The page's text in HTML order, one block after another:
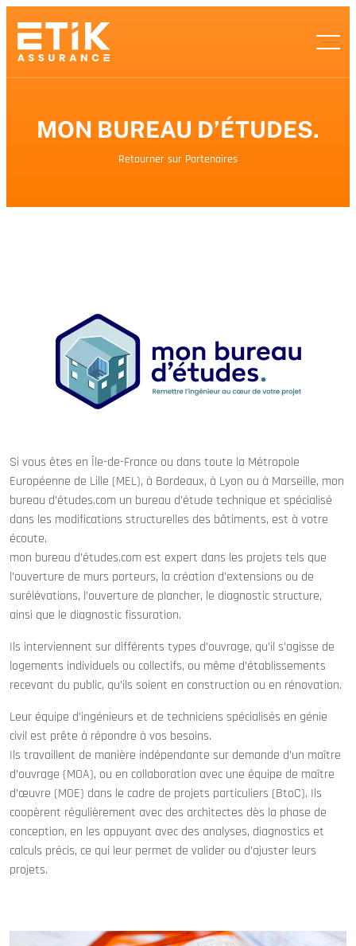
MON BUREAU D’ÉTUDES.
Retourner sur Partenaires
Si vous êtes en Île-de-France ou dans toute la Métropole
Européenne de Lille (MEL), à Bordeaux, à Lyon ou à Marseille, mon
bureau d’études.com un bureau d’étude technique et spécialisé
dans les modifications structurelles des bâtiments, est à votre
écoute.
mon bureau d’études.com est expert dans les projets tels que
l’ouverture de murs porteurs, la création d’extensions ou de
surélévations, l’ouverture de plancher, le diagnostic structure,
ainsi que le diagnostic fissuration.
Ils interviennent sur différents types d’ouvrage, qu’il s’agisse de
logements individuels ou collectifs, ou même d’établissements
recevant du public, qu’ils soient en construction ou en rénovation.
Leur équipe d’ingénieurs et de techniciens spécialisés en génie
civil est prête à répondre à vos besoins.
Ils travaillent de manière indépendante sur demande d’un maître
d’ouvrage (MOA), ou en collaboration avec une équipe de maître
d’œuvre (MOE) dans le cadre de projets particuliers (BtoC). Ils
coopèrent régulièrement avec des architectes dès la phase de
conception, en les appuyant avec des analyses, diagnostics et
calculs précis, ce qui leur permet de valider ou d’ajuster leurs
projets.